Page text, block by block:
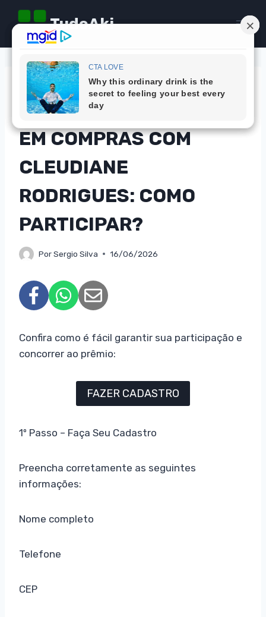
Pular
para
TudoAki
DICAS
CONCORRA A MIL REAIS
EM COMPRAS COM
CLEUDIANE
RODRIGUES: COMO
PARTICIPAR?
PorSergio Silva 16/06/2026
Confira como é fácil garantir sua participação e
concorrer ao prêmio:
FAZER CADASTRO
1º Passo – Faça Seu Cadastro
Preencha corretamente as seguintes
informações:
Nome completo
Telefone
CEP